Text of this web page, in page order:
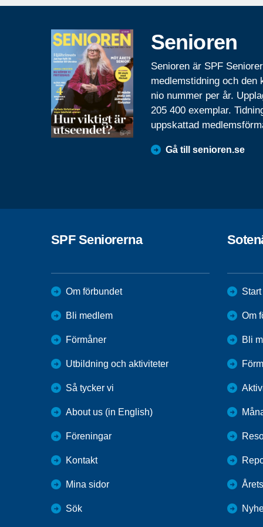
Senioren
Senioren är SPF
medlemstidning och den
nio nummer per år.
205 400 exemplar.
uppskattad
Gå till senioren.se
SPF Seniorerna
Om förbundet
Bli medlem
Förmåner
Utbildning och aktiviteter
Så tycker vi
About us (in English)
Föreningar
Kontakt
Mina sidor
Sök
Start
Om
Bli